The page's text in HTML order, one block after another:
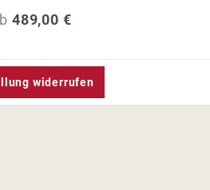
Preis:
489,00 €
widerrufen